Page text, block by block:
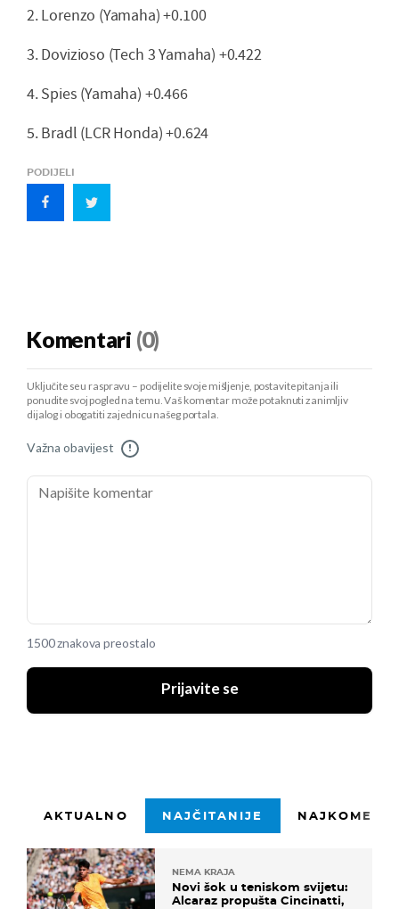
2. Lorenzo (Yamaha) +0.100
3. Dovizioso (Tech 3 Yamaha) +0.422
4. Spies (Yamaha) +0.466
5. Bradl (LCR Honda) +0.624
PODIJELI
Komentari (0)
Uključite se u raspravu – podijelite svoje mišljenje, postavite pitanja ili
ponudite svoj pogled na temu. Vaš komentar može potaknuti zanimljiv
dijalog i obogatiti zajednicu našeg portala.
Važna obavijest !
1500 znakova preostalo
Prijavite se
AKTUALNO NAJČITANIJE
NEMA KRAJA
Novi šok u teniskom svijetu:
Alcaraz propušta Cincinatti,